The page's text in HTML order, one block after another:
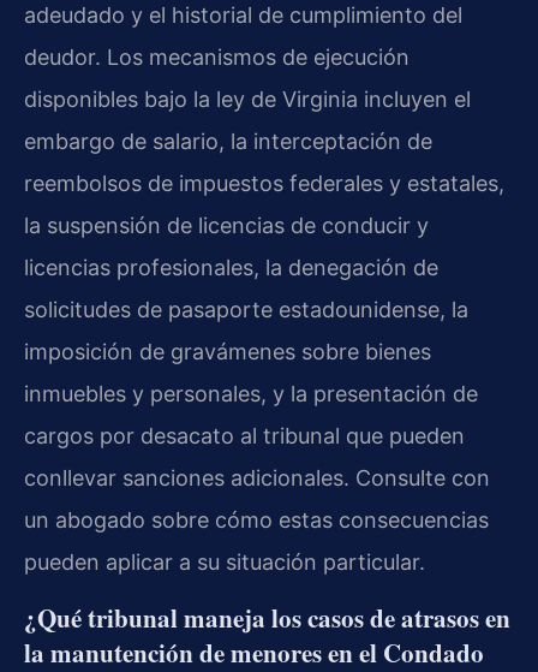
adeudado y el historial de cumplimiento del
deudor. Los mecanismos de ejecución
disponibles bajo la ley de Virginia incluyen el
embargo de salario, la interceptación de
reembolsos de impuestos federales y estatales,
la suspensión de licencias de conducir y
licencias profesionales, la denegación de
solicitudes de pasaporte estadounidense, la
imposición de gravámenes sobre bienes
inmuebles y personales, y la presentación de
cargos por desacato al tribunal que pueden
conllevar sanciones adicionales. Consulte con
un abogado sobre cómo estas consecuencias
pueden aplicar a su situación particular.
¿Qué tribunal maneja los casos de atrasos en
la manutención de menores en el Condado